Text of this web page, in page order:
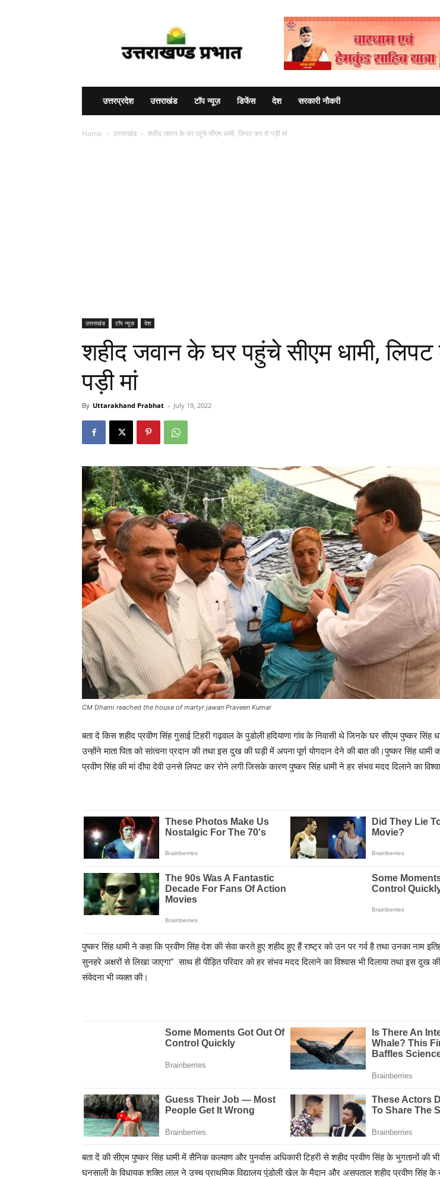
उत्तरप्रदेश उत्तराखंड टॉप न्यूज़ डिफेंस देश सरकारी नौकरी
Home उत्तराखंड शहीद जवान के घर पहुंचे सीएम धामी, लिपट कर रो पड़ी मां
उत्तराखंड टॉप न्यूज़ देश
शहीद जवान के घर पहुंचे सीएम धामी, लिपट
पड़ी मां
By Uttarakhand Prabhat - July 19, 2022
CM Dhami reached the house of martyr jawan Praveen Kumar
बता दे किस शहीद प्रवीण सिंह गुसाई टिहरी गढ़वाल के पुडोली हदियाणा गांव के निवासी थे जिनके घर सीएम पुष्कर सिंह
उन्होंने माता पिता को सांत्वना प्रदान की तथा इस दुख की घड़ी में अपना पूर्ण योगदान देने की बात की।पुष्कर सिंह
प्रवीण सिंह की मां दीपा देवी उनसे लिपट कर रोने लगी जिसके कारण पुष्कर सिंह धामी ने हर संभव मदद दिलाने का
पुष्कर सिंह धामी ने कहा कि प्रवीण सिंह देश की सेवा करते हुए शहीद हुए हैं राष्ट्र को उन पर गर्व है तथा उनका नाम
सुनहरे अक्षरों से लिखा जाएगा” साथ ही पीड़ित परिवार को हर संभव मदद दिलाने का विश्वास भी दिलाया तथा इस दुख
संवेदना भी व्यक्त की।
बता दें की सीएम पुष्कर सिंह धामी में सैनिक कल्याण और पुनर्वास अधिकारी टिहरी से शहीद प्रवीण सिंह के भुगतानों की
घनसाली के विधायक शक्ति लाल ने उच्च प्राथमिक विद्यालय पुंडोली खेल के मैदान और असपताल शहीद प्रवीण सिंह के